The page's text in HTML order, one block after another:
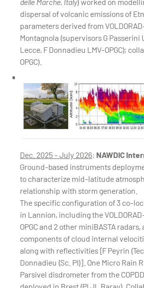
dispersal of volcanic emissions of
parameters derived from
Montagnola (supervisors G Passerini
Lecce, F Donnadieu LMV-OPGC);
OPGC).
3D configuration of miniBASTA
Dec. 2025 - July 2026: NAWDIC
Ground-based instruments
to characterize mid-latitude
relationship with storm generation.
The specific configuration of 3 co-
in Lannion, including the
OPGC and 2 other miniBASTA radars,
components of cloud internal
along with reflectivities [F Peyrin
Donnadieu (Sc. PI)]. One Micro Rain
Parsivel disdrometer from the